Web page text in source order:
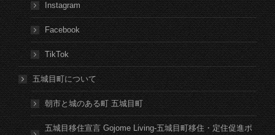
Instagram
Facebook
TikTok
五城目町について
朝市と城のある町 五城目町
五城目移住宣言 Gojome Living-五城目町移住・定住促進ポ